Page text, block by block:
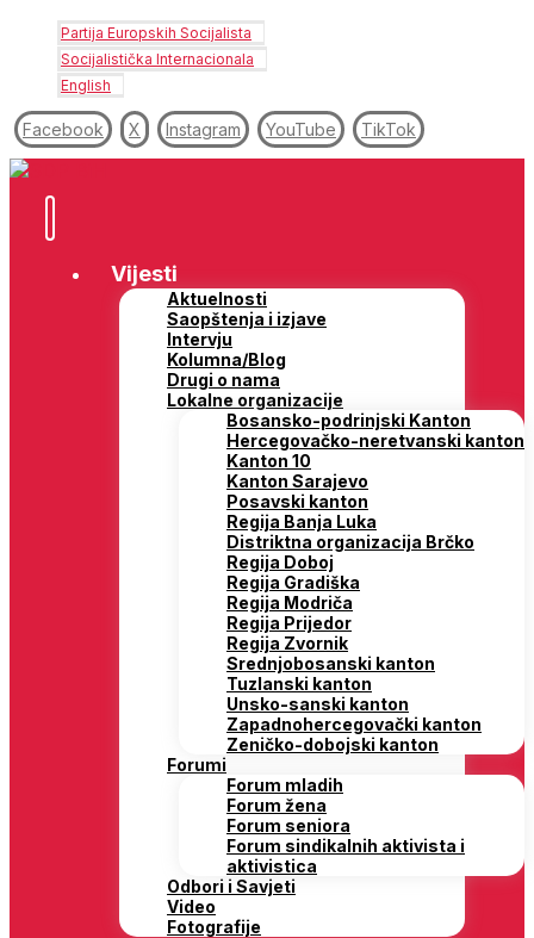
Partija Europskih Socijalista
Socijalistička Internacionala
English
Facebook X Instagram YouTube TikTok
Vijesti
Aktuelnosti
Saopštenja i izjave
Intervju
Kolumna/Blog
Drugi o nama
Lokalne organizacije
Bosansko-podrinjski Kanton
Hercegovačko-neretvanski kanton
Kanton 10
Kanton Sarajevo
Posavski kanton
Regija Banja Luka
Distriktna organizacija Brčko
Regija Doboj
Regija Gradiška
Regija Modriča
Regija Prijedor
Regija Zvornik
Srednjobosanski kanton
Tuzlanski kanton
Unsko-sanski kanton
Zapadnohercegovački kanton
Zeničko-dobojski kanton
Forumi
Forum mladih
Forum žena
Forum seniora
Forum sindikalnih aktivista i
aktivistica
Odbori i Savjeti
Video
Fotografije